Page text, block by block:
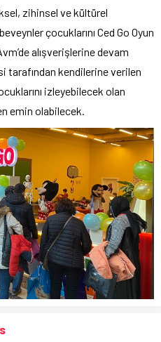
zihinsel ve kültürel
çocuklarını Ced Go Oyun
alışverişlerine devam
tarafından kendilerine verilen
izleyebilecek olan
emin olabilecek.